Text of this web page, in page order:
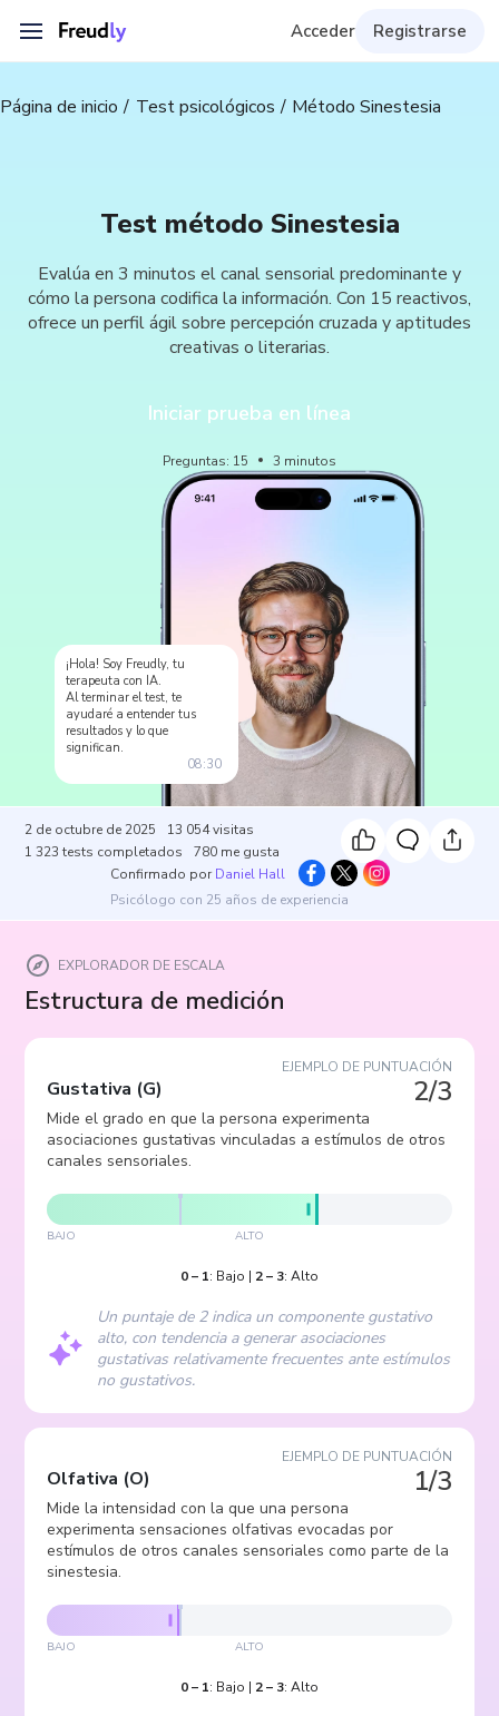
Acceder Registrarse
Página de inicio Test psicológicos Método Sinestesia
Test método Sinestesia
Evalúa en 3 minutos el canal sensorial predominante y
cómo la persona codifica la información. Con 15 reactivos,
ofrece un perfil ágil sobre percepción cruzada y aptitudes
creativas o literarias.
Iniciar prueba en línea
Preguntas: 15 3 minutos
¡Hola! Soy Freudly, tu
terapeuta con IA.
Al terminar el test, te
ayudaré a entender tus
resultados y lo que
significan.
08:30
2 de octubre de 2025 13 054visitas
1 323 tests completados 780 me gusta
Confirmado por Daniel Hall
Psicólogo con 25 años de experiencia
EXPLORADOR DE ESCALA
Estructura de medición
EJEMPLO DE PUNTUACIÓN
2/3
Gustativa (G)
Mide el grado en que la persona experimenta
asociaciones gustativas vinculadas a estímulos de otros
canales sensoriales.
BAJO ALTO
0– 1: Bajo | 2– 3: Alto
Un puntaje de 2 indica un componente gustativo
alto, con tendencia a generar asociaciones
gustativas relativamente frecuentes ante estímulos
no gustativos.
EJEMPLO DE PUNTUACIÓN
1/3
Olfativa (O)
Mide la intensidad con la que una persona
experimenta sensaciones olfativas evocadas por
estímulos de otros canales sensoriales como parte de la
sinestesia.
BAJO ALTO
0– 1: Bajo | 2– 3: Alto